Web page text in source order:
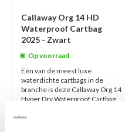
Callaway Org 14 HD
Waterproof Cartbag
2025 - Zwart
Op voorraad
Eén van de meest luxe
waterdichte cartbags in de
branche is deze Callaway Org 14
Hyper Dry Waterproof Cartbag
met eenvo...